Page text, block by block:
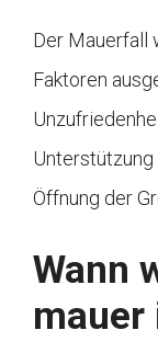
Der Mauerfall
Faktoren
Öffnung der
Wann
mauer